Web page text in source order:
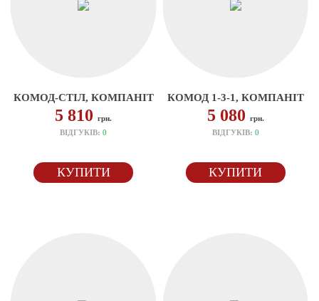
КОМОД-СТІЛ, КОМПАНІТ
5 810грн.
ВІДГУКІВ:0
КУПИТИ
КОМОД 1-3-1, КОМПАНІТ
5 080 грн.
ВІДГУКІВ: 0
КУПИТИ